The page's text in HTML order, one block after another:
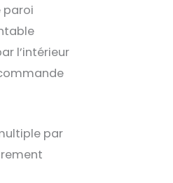
paroi
l’intérieur
par